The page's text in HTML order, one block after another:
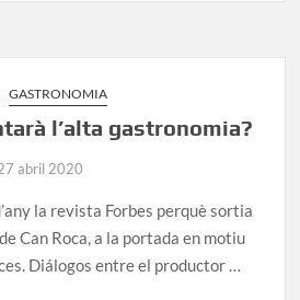
GASTRONOMIA
l’alta gastronomia?
abril 2020
la revista Forbes perquè sortia
Can Roca, a la portada en motiu
Diálogos entre el productor …